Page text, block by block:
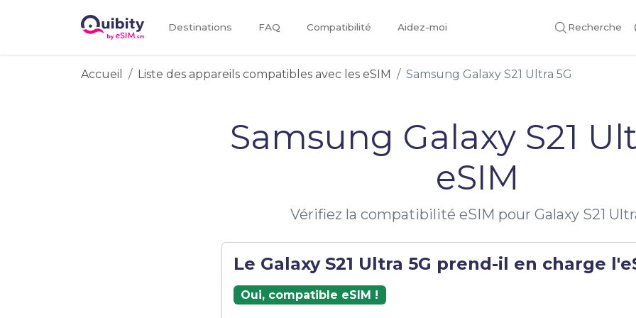
Destinations FAQ Compatibilité Aidez-moi Recherche
Accueil Liste des appareils compatibles avec les eSIM Samsung Galaxy S21 Ultra 5G
Samsung Galaxy S21
eSIM
Vérifiez la compatibilité eSIM pour Galaxy S21
Le Galaxy S21 Ultra 5G prend-il en charge
Oui, compatible eSIM !